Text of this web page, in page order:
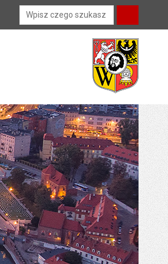
Wyszukiwarka